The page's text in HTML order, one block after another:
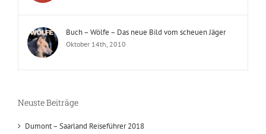
Buch – Wölfe – Das neue Bild vom scheuen Jäger
Oktober 14th, 2010
Neuste Beiträge
Dumont – Saarland Reiseführer 2018